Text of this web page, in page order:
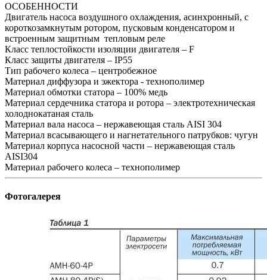
ОСОБЕННОСТИ
Двигатель насоса воздушного охлаждения, асинхронный, с
короткозамкнутым ротором, пусковым конденсатором и
встроенным защитным тепловым реле
Класс теплостойкости изоляции двигателя – F
Класс защиты двигателя – IP55
Тип рабочего колеса – центробежное
Материал диффузора и эжектора - технополимер
Материал обмотки статора – 100% медь
Материал сердечника статора и ротора – электротехническая
холоднокатаная сталь
Материал вала насоса – нержавеющая сталь AISI 304
Материал всасывающего и нагнетательного патрубков: чугун
Материал корпуса насосной части – нержавеющая сталь
AISI304
Материал рабочего колеса – технополимер
Фотогалерея